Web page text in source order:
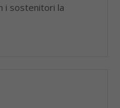
i sostenitori la